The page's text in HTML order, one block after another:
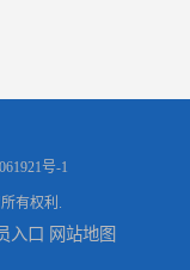
号-1
有权利.
入口 网站地图